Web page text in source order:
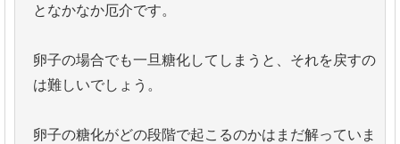
となかなか厄介です。
卵子の場合でも一旦糖化してしまうと、それを戻すの
は難しいでしょう。
卵子の糖化がどの段階で起こるのかはまだ解っていま